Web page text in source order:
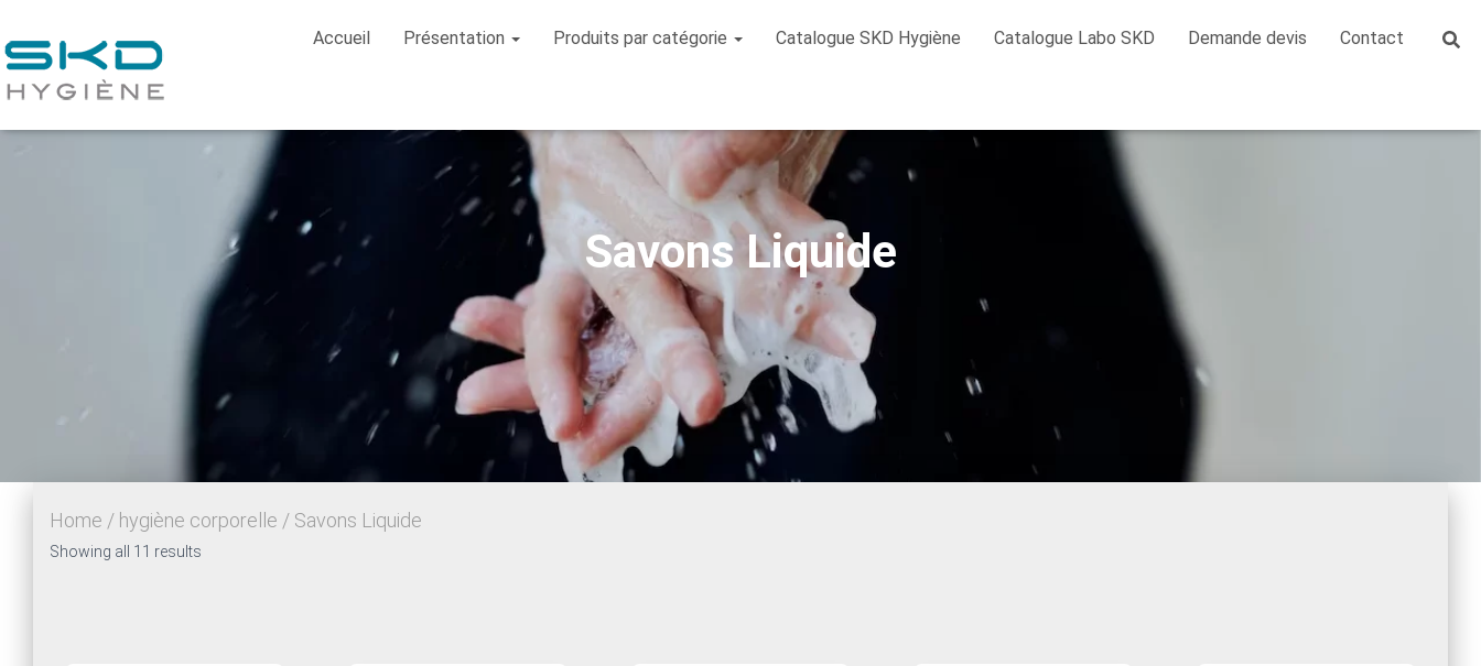
Accueil Présentation Produits par catégorie Catalogue SKD Hygiène Catalogue Labo SKD Demande devis Contact
Savons Liquide
Home / hygiène corporelle / Savons Liquide
Showing all 11 results